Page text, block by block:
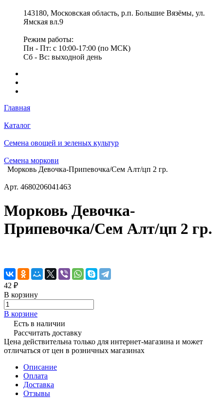
143180, Московская область, р.п. Большие Вязёмы, ул.
Ямская вл.9
Режим работы:
Пн - Пт: с 10:00-17:00 (по МСК)
Сб - Вс: выходной день
Главная
Каталог
Семена овощей и зеленых культур
Семена моркови
Морковь Девочка-Припевочка/Сем Алт/цп 2 гр.
Арт. 4680206041463
Морковь Девочка-
Припевочка/Сем Алт/цп 2 гр.
42 ₽
В корзину
В корзине
Есть в наличии
Рассчитать доставку
Цена действительна только для интернет-магазина и может
отличаться от цен в розничных магазинах
Описание
Оплата
Доставка
Отзывы